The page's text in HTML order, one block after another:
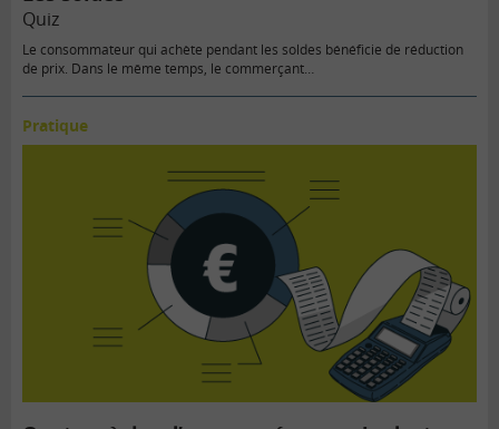
Quiz
Le consommateur qui achète pendant les soldes bénéficie de réduction
de prix. Dans le même temps, le commerçant…
Pratique